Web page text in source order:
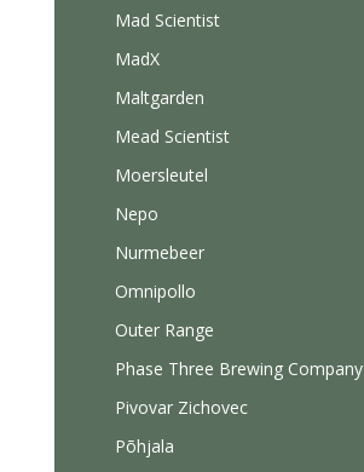
Mad Scientist
MadX
Maltgarden
Mead Scientist
Moersleutel
Nepo
Nurmebeer
Omnipollo
Outer Range
Phase Three Brewing Company
Pivovar Zichovec
Põhjala